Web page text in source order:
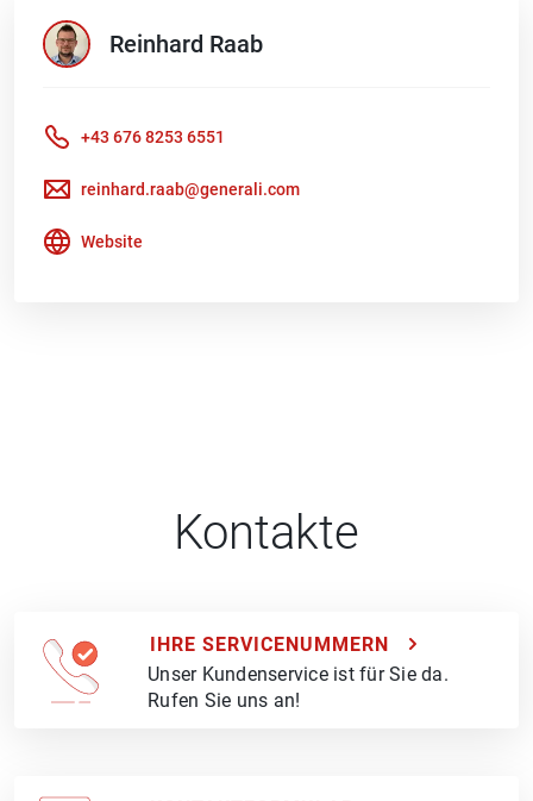
Reinhard Raab
+43 676 8253 6551
reinhard.raab@generali.com
Website
Kontakte
IHRE SERVICENUMMERN
Unser Kundenservice ist für Sie da.
Rufen Sie uns an!